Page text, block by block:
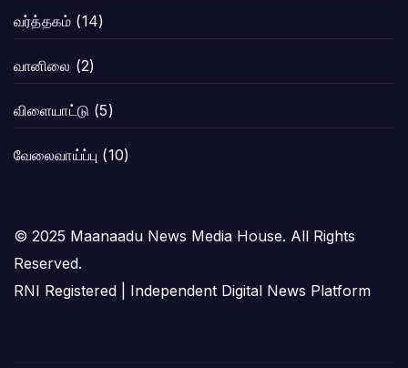
வர்த்தகம் (14)
வானிலை (2)
விளையாட்டு (5)
வேலைவாய்ப்பு (10)
© 2025 Maanaadu News Media House. All Rights
Reserved.
RNI Registered | Independent Digital News Platform